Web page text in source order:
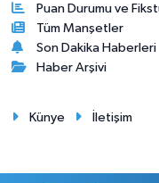
Puan Durumu ve
Tüm Manşetler
Son Dakika Haberleri
Haber Arşivi
Künye İletişim